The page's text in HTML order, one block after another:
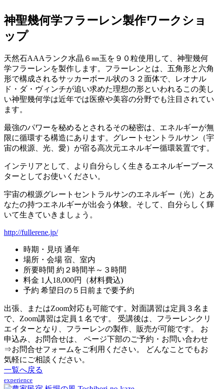
神聖幾何学フラーレン製作ワークショ
ップ
天然石AAAランク水晶６㎜玉を９０粒使用して、神聖幾何
学フラーレンを製作します。フラーレンとは、五角形と六角
形で構成されるサッカーボール状の３２面体で、レオナル
ド・ダ・ヴィンチが追い求めた理想の形といわれるこの美し
い神聖幾何学は近年では医療や美容の分野でも注目されてい
ます。
最強のパワーを秘めるとされるその秘密は、エネルギーが無
限に循環する構造にあります。グレートセントラルサン（宇
宙の根源、光、愛）が宿る高次元エネルギー循環装置です。
インテリアとして、より自分らしく生きるエネルギーブース
ターとしてお使いください。
宇宙の根源グレートセントラルサンのエネルギー（光）とあ
なたの持つエネルギーが出会う体験。そして、自分らしく輝
いて生きていきましょう。
http://fullerene.jp/
時期・見頃 通年
場所・会場 宿、室内
所要時間 約２時間半～３時間
料金 1人18,000円（材料費込)
予約 希望日の５日前まで要予約
出張、またはZoom対応も可能です。対面講習は定員３名ま
で、Zoom講習は定員１名です。 受講後は、フラーレンクリ
エイターとなり、フラーレンの製作、販売が可能です。 お
申込み、お問合せは、 ページ下部のご予約・お問い合わせ
⇒お問合せフォームをご利用ください。 どんなことでもお
気軽にご相談ください。
一覧へ戻る
experience